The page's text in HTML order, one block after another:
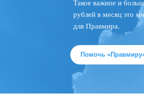
Такое важное и
рублей в месяц это
для Правмира.
Помочь